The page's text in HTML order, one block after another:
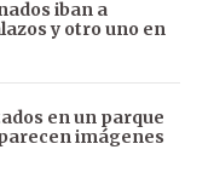
iban a
y otro uno en
en un parque
imágenes